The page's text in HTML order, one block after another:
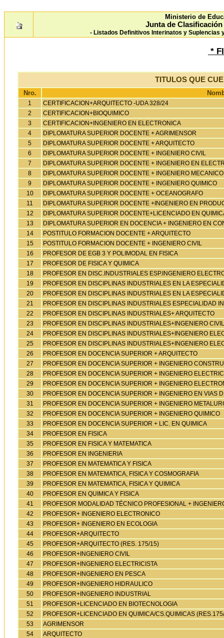
Ministerio de
Junta de
- Listados Definitivos Interinatos y Suplencias
*
TITULOS QUE
Nro.
1
CERTIFICACION+ARQUITECTO -UDA 328/24
2
CERTIFICACION+BIOQUIMICO
3
CERTIFICACION+INGENIERO EN ELECTRONICA
4
DIPLOMATURA SUPERIOR DOCENTE + AGRIMENSOR
5
DIPLOMATURA SUPERIOR DOCENTE + ARQUITECTO
6
DIPLOMATURA SUPERIOR DOCENTE + INGENIERO CIVIL
7
DIPLOMATURA SUPERIOR DOCENTE + INGENIERO EN
8
DIPLOMATURA SUPERIOR DOCENTE + INGENIERO MECANICO
9
DIPLOMATURA SUPERIOR DOCENTE + INGENIERO QUIMICO
10
DIPLOMATURA SUPERIOR DOCENTE + OCEANOGRAFO
11
DIPLOMATURA SUPERIOR DOCENTE +INGENIERO EN
12
DIPLOMATURA SUPERIOR DOCENTE+LICENCIADO EN
13
DIPLOMATURA SUPERIOR EN DOCENCIA + INGENIERO EN
14
POSTITULO FORMACION DOCENTE + ARQUITECTO
15
POSTITULO FORMACION DOCENTE + INGENIERO CIVIL
16
PROFESOR DE EGB 3 Y POLIMODAL EN FISICA
17
PROFESOR DE FISICA Y QUIMICA
18
PROFESOR EN DISC.INDUSTRIALES ESP.INGENIERO
19
PROFESOR EN DISCIPLINAS INDUSTRIALES EN LA
20
PROFESOR EN DISCIPLINAS INDUSTRIALES EN LA
21
PROFESOR EN DISCIPLINAS INDUSTRIALES ESPECIALIDAD
22
PROFESOR EN DISCIPLINAS INDUSTRIALES+ ARQUITECTO
23
PROFESOR EN DISCIPLINAS INDUSTRIALES+INGENIERO CIVIL
24
PROFESOR EN DISCIPLINAS INDUSTRIALES+INGENIERO
25
PROFESOR EN DISCIPLINAS INDUSTRIALES+INGENIERO
26
PROFESOR EN DOCENCIA SUPERIOR + ARQUITECTO
27
PROFESOR EN DOCENCIA SUPERIOR + INGENIERO
28
PROFESOR EN DOCENCIA SUPERIOR + INGENIERO
29
PROFESOR EN DOCENCIA SUPERIOR + INGENIERO
30
PROFESOR EN DOCENCIA SUPERIOR + INGENIERO EN VIAS
31
PROFESOR EN DOCENCIA SUPERIOR + INGENIERO
32
PROFESOR EN DOCENCIA SUPERIOR + INGENIERO QUIMICO
33
PROFESOR EN DOCENCIA SUPERIOR + LIC. EN QUIMICA
34
PROFESOR EN FISICA
35
PROFESOR EN FISICA Y MATEMATICA
36
PROFESOR EN INGENIERIA
37
PROFESOR EN MATEMATICA Y FISICA
38
PROFESOR EN MATEMATICA, FISICA Y COSMOGRAFIA
39
PROFESOR EN MATEMATICA, FISICA Y QUIMICA
40
PROFESOR EN QUIMICA Y FISICA
41
PROFESOR MODALIDAD TÉCNICO PROFESIONAL +
42
PROFESOR+ INGENIERO ELECTRONICO
43
PROFESOR+ INGENIERO EN ECOLOGIA
44
PROFESOR+ARQUITECTO
45
PROFESOR+ARQUITECTO (RES. 175/15)
46
PROFESOR+INGENIERO CIVIL
47
PROFESOR+INGENIERO ELECTRICISTA
48
PROFESOR+INGENIERO EN PESCA
49
PROFESOR+INGENIERO HIDRAULICO
50
PROFESOR+INGENIERO INDUSTRIAL
51
PROFESOR+LICENCIADO EN BIOTECNOLOGIA
52
PROFESOR+LICENCIADO EN QUIMICA/CS.QUIMICAS
53
AGRIMENSOR
54
ARQUITECTO